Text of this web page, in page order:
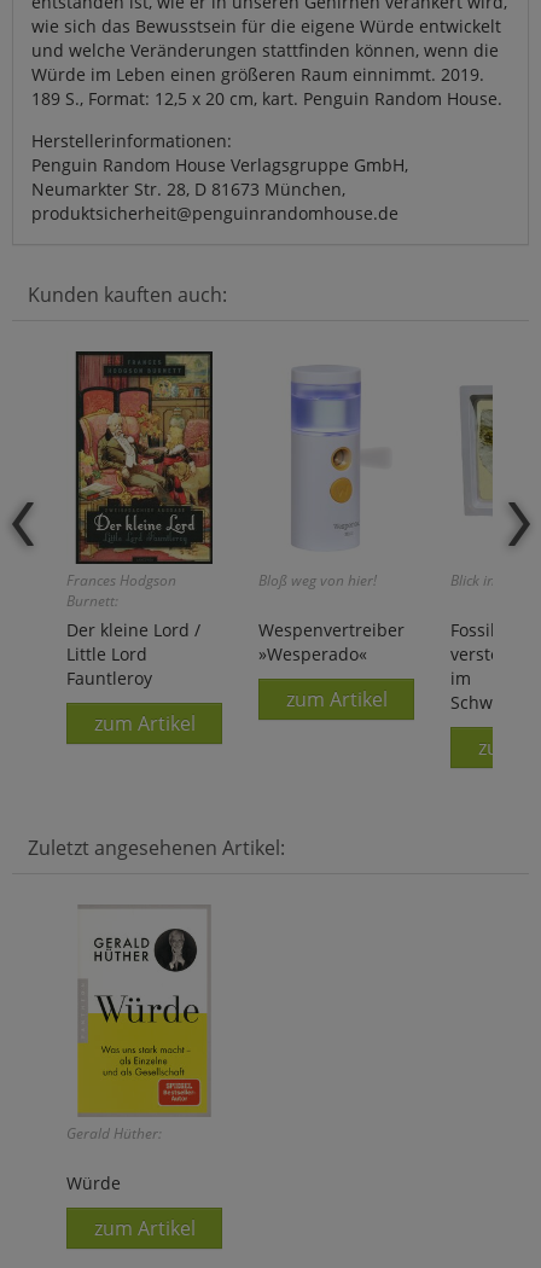
wie sich das Bewusstsein für die eigene Würde entwickelt
und welche Veränderungen stattfinden können, wenn die
Würde im Leben einen größeren Raum einnimmt. 2019.
189 S., Format: 12,5 x 20 cm, kart. Penguin Random House.
Herstellerinformationen:
Penguin Random House Verlagsgruppe GmbH,
Neumarkter Str. 28, D 81673 München,
produktsicherheit@penguinrandomhouse.de
Kunden kauften auch:
Frances Hodgson
Burnett:
Der kleine Lord /
Little Lord
Fauntleroy
zum Artikel
Bloß weg von hier!
Wespenvertreiber
»Wesperado«
zum Artikel
Blick in die
Fossiler,
im
zum
Zuletzt angesehenen Artikel:
Gerald Hüther:
Würde
zum Artikel